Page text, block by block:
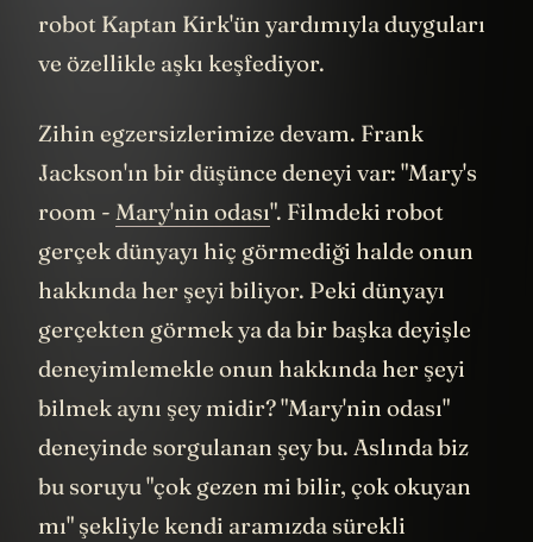
robot Kaptan Kirk'ün yardımıyla duyguları
ve özellikle aşkı keşfediyor.
Zihin egzersizlerimize devam. Frank
Jackson'ın bir düşünce deneyi var: "Mary's
room - Mary'nin odası". Filmdeki robot
gerçek dünyayı hiç görmediği halde onun
hakkında her şeyi biliyor. Peki dünyayı
gerçekten görmek ya da bir başka deyişle
deneyimlemekle onun hakkında her şeyi
bilmek aynı şey midir? "Mary'nin odası"
deneyinde sorgulanan şey bu. Aslında biz
bu soruyu "çok gezen mi bilir, çok okuyan
mı" şekliyle kendi aramızda sürekli